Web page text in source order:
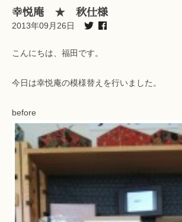
幸悦庵 ★ 秋仕様
2013年09月26日
こんにちは、福田です。
今日は幸悦庵の模様替えを行いました。
before